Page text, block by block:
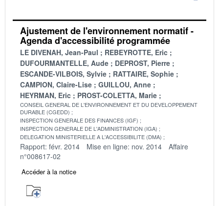
Ajustement de l'environnement normatif -
Agenda d'accessibilité programmée
LE DIVENAH, Jean-Paul
REBEYROTTE, Eric
DUFOURMANTELLE, Aude
DEPROST, Pierre
ESCANDE-VILBOIS, Sylvie
RATTAIRE, Sophie
CAMPION, Claire-Lise
GUILLOU, Anne
HEYRMAN, Eric
PROST-COLETTA, Marie
CONSEIL GENERAL DE L'ENVIRONNEMENT ET DU DEVELOPPEMENT
DURABLE (CGEDD)
INSPECTION GENERALE DES FINANCES (IGF)
INSPECTION GENERALE DE L'ADMINISTRATION (IGA)
DELEGATION MINISTERIELLE A L'ACCESSIBILITE (DMA)
Rapport: févr. 2014 Mise en ligne: nov. 2014
Affaire
n°008617-02
Accéder à la notice